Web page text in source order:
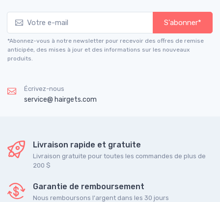
S'abonner*
*Abonnez-vous à notre newsletter pour recevoir des offres de remise
anticipée, des mises à jour et des informations sur les nouveaux
produits.
Écrivez-nous
service@ hairgets.com
Livraison rapide et gratuite
Livraison gratuite pour toutes les commandes de plus de
200 $
Garantie de remboursement
Nous remboursons l'argent dans les 30 jours